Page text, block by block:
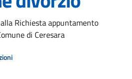
Richiesta appuntamento
di Ceresara